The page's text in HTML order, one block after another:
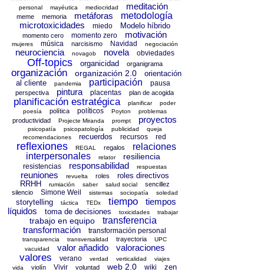
personal
mayéutica mediocridad meditación
meme memoria metáforas
metodología
microtoxicidades
miedo Modelo híbrido
momento cero momento zero motivación
mujeres música narcisismo Navidad negociación
neurociencia novagob novela obviedades
Off-topics organicidad organigrama
organización organización 2.0
orientación
al cliente
pandemia participación pausa
perspectiva pintura placentas plan de acogida
planificación estratégica planificar
poder
poesía
política políticos Poyton problemas
productividad Projecte Miranda prompt proyectos
psicopatía psicopatología publicidad
queja
recomendaciones
recuerdos recursos red
reflexiones REGAL regalos
relaciones
interpersonales
relator resiliencia
resistencias responsabilidad respuestas
reuniones revuelta roles
roles directivos
RRHH
rumiación saber salud social
sencillez
silencio
Simone Weil sistemas sociopatía soledad
storytelling táctica TEDx tiempo
tiempos
líquidos
toma de decisiones toxicidades trabajar
trabajo en equipo
transferencia
transformación
transformación personal
transparencia transversalidad trayectoria
UPC
vacuidad
valor añadido valoraciones
valores verano verdad verticalidad
viajes
vida
violín Vivir voluntad web 2.0 wiki zen